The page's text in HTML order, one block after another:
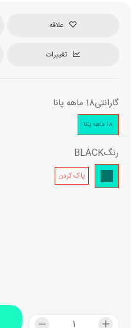
علاقه
تغییرات
گارانتی18 ماهه پانا
18 ماهه پانا
رنگBLACK
پاک کردن